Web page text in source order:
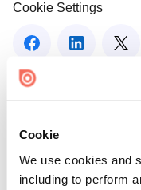
Cookie
We use cookies and
including to perform
Cookie Settings